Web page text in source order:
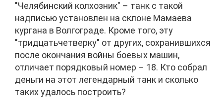
"Челябинский колхозник" – танк с такой
надписью установлен на склоне Мамаева
кургана в Волгограде. Кроме того, эту
"тридцатьчетверку" от других, сохранившихся
после окончания войны боевых машин,
отличает порядковый номер – 18. Кто собрал
деньги на этот легендарный танк и сколько
таких удалось построить?